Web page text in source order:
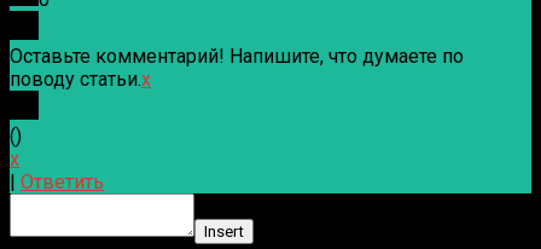
Оставьте комментарий! Напишите, что думаете по
поводу статьи.x
()
x
Ответить
Insert